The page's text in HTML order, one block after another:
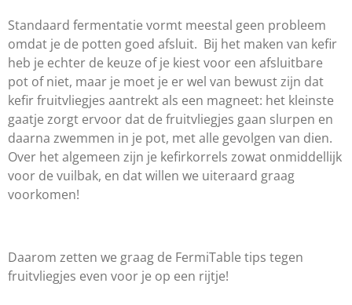
Standaard fermentatie vormt meestal geen probleem
omdat je de potten goed afsluit. Bij het maken van kefir
heb je echter de keuze of je kiest voor een afsluitbare
pot of niet, maar je moet je er wel van bewust zijn dat
kefir fruitvliegjes aantrekt als een magneet: het kleinste
gaatje zorgt ervoor dat de fruitvliegjes gaan slurpen en
daarna zwemmen in je pot, met alle gevolgen van dien.
Over het algemeen zijn je kefirkorrels zowat onmiddellijk
voor de vuilbak, en dat willen we uiteraard graag
voorkomen!
Daarom zetten we graag de FermiTable tips tegen
fruitvliegjes even voor je op een rijtje!